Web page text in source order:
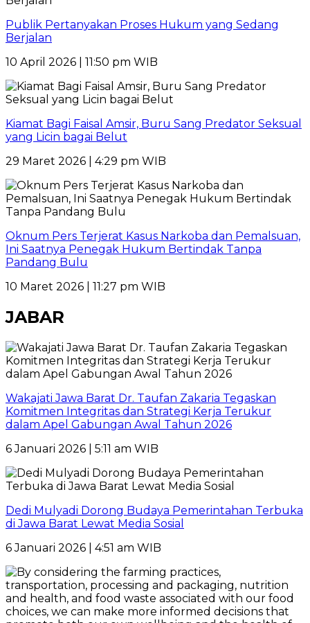
Publik Pertanyakan Proses Hukum yang Sedang
Berjalan
10 April 2026 | 11:50 pm WIB
Kiamat Bagi Faisal Amsir, Buru Sang Predator Seksual
yang Licin bagai Belut
29 Maret 2026 | 4:29 pm WIB
Oknum Pers Terjerat Kasus Narkoba dan Pemalsuan,
Ini Saatnya Penegak Hukum Bertindak Tanpa
Pandang Bulu
10 Maret 2026 | 11:27 pm WIB
JABAR
Wakajati Jawa Barat Dr. Taufan Zakaria Tegaskan
Komitmen Integritas dan Strategi Kerja Terukur
dalam Apel Gabungan Awal Tahun 2026
6 Januari 2026 | 5:11 am WIB
Dedi Mulyadi Dorong Budaya Pemerintahan Terbuka
di Jawa Barat Lewat Media Sosial
6 Januari 2026 | 4:51 am WIB